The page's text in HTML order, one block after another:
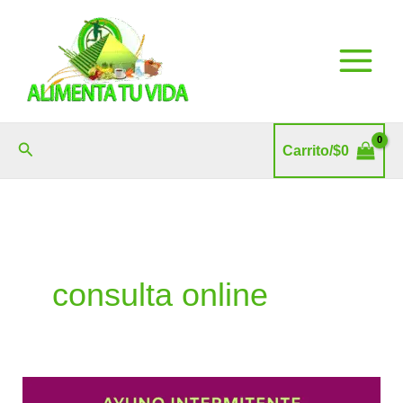
Buscar Carrito/$0
consulta online